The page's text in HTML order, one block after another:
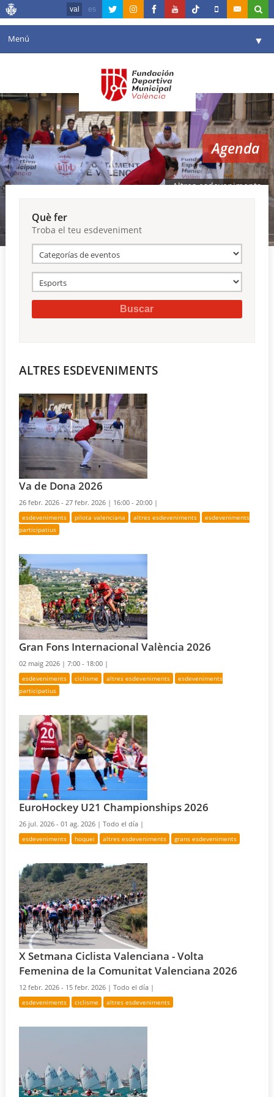
val es
Menú ▼
Agenda
Instal·lacions ▼
Comunicació ▼
València en esport ▼
Reserves
Agenda
Altres esdeveniments
Què fer
Troba el teu esdeveniment
ALTRES ESDEVENIMENTS
Va de Dona 2026
26 febr. 2026 - 27 febr. 2026 | 16:00 - 20:00 |
esdeveniments pilota valenciana altres esdeveniments
esdeveniments
participatius
Gran Fons Internacional València 2026
02 maig 2026 |7:00 - 18:00 |
esdeveniments ciclisme altres esdeveniments
esdeveniments
participatius
EuroHockey U21 Championships 2026
26 jul. 2026 - 01 ag. 2026 |Todo el día |
esdeveniments hoquei altres esdeveniments grans esdeveniments
X Setmana Ciclista Valenciana - Volta
Femenina de la Comunitat Valenciana 2026
12 febr. 2026 - 15 febr. 2026 |Todo el día |
esdeveniments ciclisme altres esdeveniments